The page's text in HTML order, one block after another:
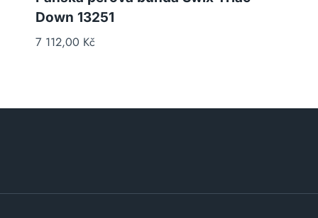
Down 13251
7 112,00 Kč